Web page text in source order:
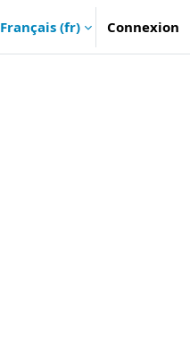
Français ‎(fr)‎ Connexion